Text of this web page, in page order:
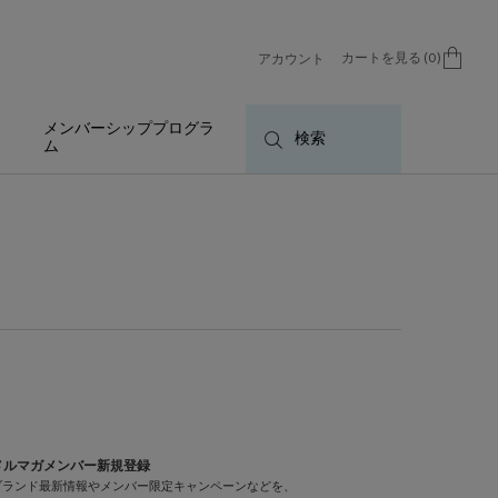
アカウント カートを見る 0
0 カート内の製品
メンバーシッププログラ
ム
検索
ルマガメンバー新規登録